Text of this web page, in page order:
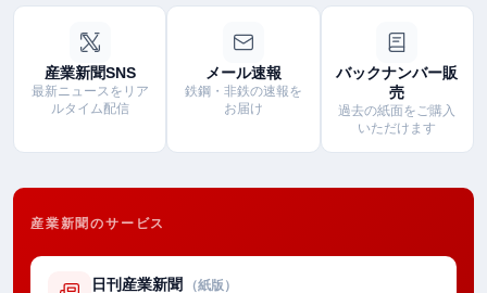
産業新聞SNS
最新ニュースをリア
ルタイム配信
メール速報
鉄鋼・非鉄の速報を
お届け
バックナンバー販
売
過去の紙面をご購入
いただけます
産業新聞のサービス
日刊産業新聞 （紙版）